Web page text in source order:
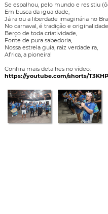
Se espalhou, pelo mundo e resistiu
Em busca da igualdade,
Já raiou a liberdade imaginária no
No carnaval, é tradição e originalidade,
Berço de toda criatividade,
Fonte de pura sabedoria,
Nossa estrela guia, raiz verdadeira,
Africa, a pioneira!
Confira mais detalhes no vídeo:
https://youtube.com/shorts/